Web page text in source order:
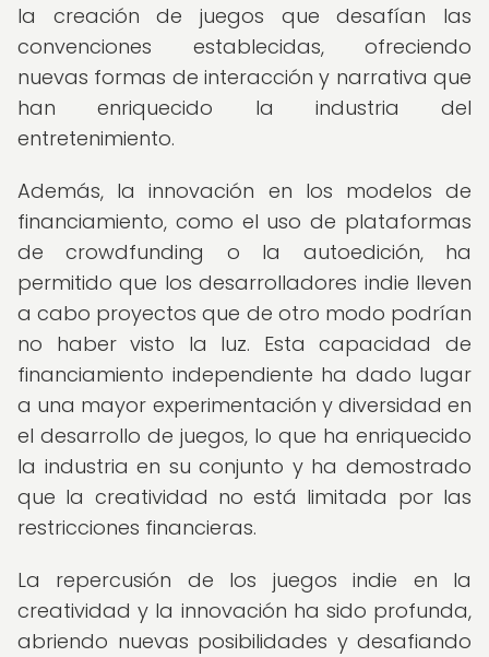
la creación de juegos que desafían las
convenciones establecidas, ofreciendo
nuevas formas de interacción y narrativa que
han enriquecido la industria del
entretenimiento.
Además, la innovación en los modelos de
financiamiento, como el uso de plataformas
de crowdfunding o la autoedición, ha
permitido que los desarrolladores indie lleven
a cabo proyectos que de otro modo podrían
no haber visto la luz. Esta capacidad de
financiamiento independiente ha dado lugar
a una mayor experimentación y diversidad en
el desarrollo de juegos, lo que ha enriquecido
la industria en su conjunto y ha demostrado
que la creatividad no está limitada por las
restricciones financieras.
La repercusión de los juegos indie en la
creatividad y la innovación ha sido profunda,
abriendo nuevas posibilidades y desafiando